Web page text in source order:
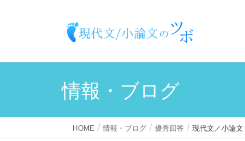
情報・ブログ
HOME 情報・ブログ 優秀回答 現代文／小論文